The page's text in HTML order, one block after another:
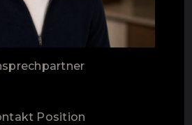
Position